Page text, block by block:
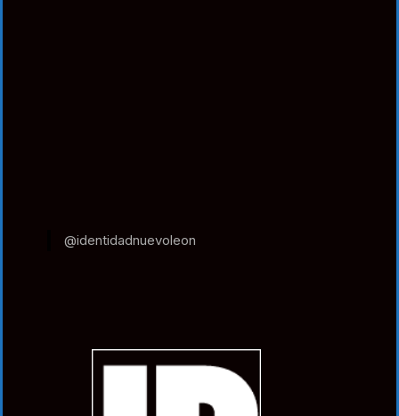
@identidadnuevoleon